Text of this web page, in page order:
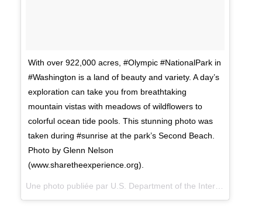
With over 922,000 acres, #Olympic #NationalPark in
#Washington is a land of beauty and variety. A day’s
exploration can take you from breathtaking
mountain vistas with meadows of wildflowers to
colorful ocean tide pools. This stunning photo was
taken during #sunrise at the park’s Second Beach.
Photo by Glenn Nelson
(www.sharetheexperience.org).